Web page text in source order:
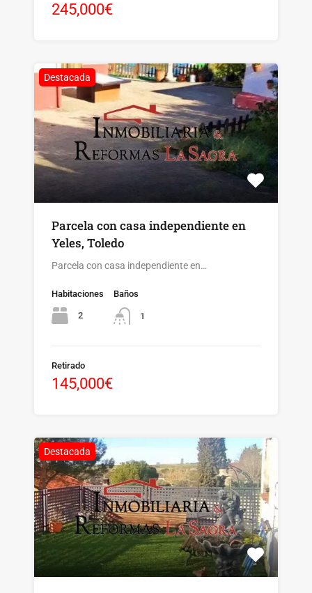
245,000€
Destacada
Parcela con casa independiente en
Yeles, Toledo
Parcela con casa independiente en…
Habitaciones
2
Baños
1
Retirado
145,000€
Destacada